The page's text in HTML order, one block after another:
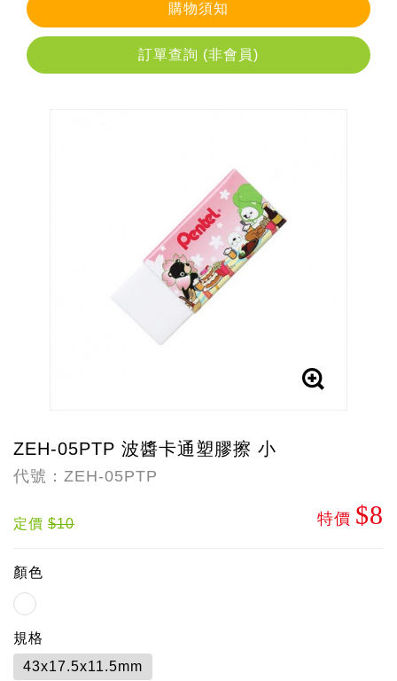
購物須知
訂單查詢 (非會員)
ZEH-05PTP 波醬卡通塑膠擦 小
代號：ZEH-05PTP
定價 $10 特價 $8
顏色
規格
43x17.5x11.5mm